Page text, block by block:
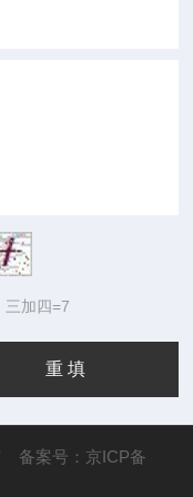
三加四=7
备案号：京ICP备